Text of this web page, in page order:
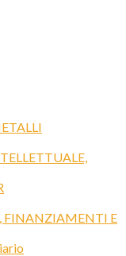
FINANZIAMENTI E